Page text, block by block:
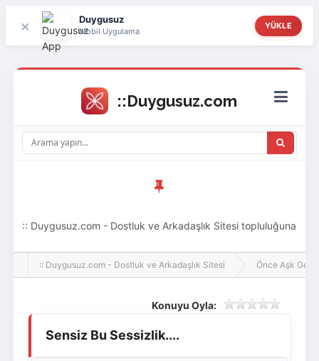
× Duygusuz
Mobil Uygulama
YÜKLE
Giriş Yap
:: Duygusuz.com - Dostluk ve Arkadaşlık Sitesi topluluğuna
hoş geldin ziyaretçi! Aramıza katılmak istersen kayıt
:: Duygusuz.com - Dostluk ve Arkadaşlık Sitesi Önce Aşk Gelir
Konuyu Oyla:
Sensiz Bu Sessizlik....